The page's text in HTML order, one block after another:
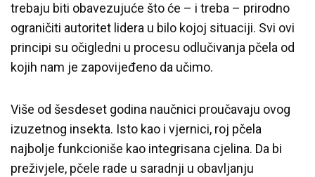
trebaju biti obavezujuće što će – i treba – prirodno
ograničiti autoritet lidera u bilo kojoj situaciji. Svi ovi
principi su očigledni u procesu odlučivanja pčela od
kojih nam je zapovijeđeno da učimo.
Više od šesdeset godina naučnici proučavaju ovog
izuzetnog insekta. Isto kao i vjernici, roj pčela
najbolje funkcioniše kao integrisana cjelina. Da bi
preživjele, pčele rade u saradnji u obavljanju